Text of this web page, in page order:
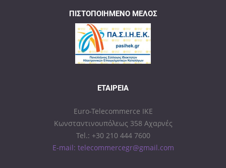
ΠΙΣΤΟΠΟΙΗΜΈΝΟ ΜΈΛΟΣ
ΕΤΑΙΡΕΊΑ
Euro-Telecommerce IKE
Κωνσταντινουπόλεως 358 Αχαρνές
Tel.: +30 210 444 7600
E-mail: telecommercegr@gmail.com